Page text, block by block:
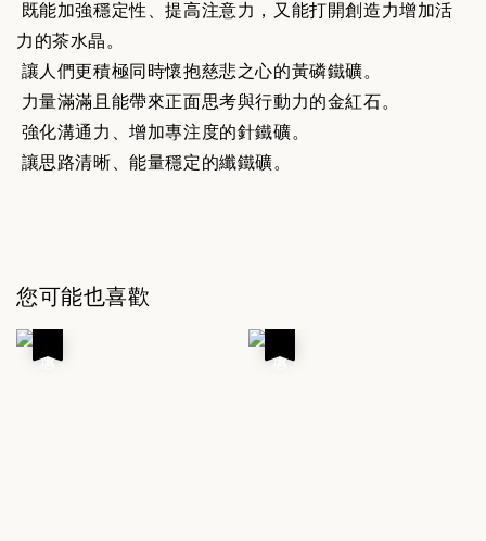
既能加強穩定性、提高注意力，又能打開創造力增加活
力的茶水晶。
讓人們更積極同時懷抱慈悲之心的黃磷鐵礦。
力量滿滿且能帶來正面思考與行動力的金紅石。
強化溝通力、增加專注度的針鐵礦。
讓思路清晰、能量穩定的纖鐵礦。
您可能也喜歡